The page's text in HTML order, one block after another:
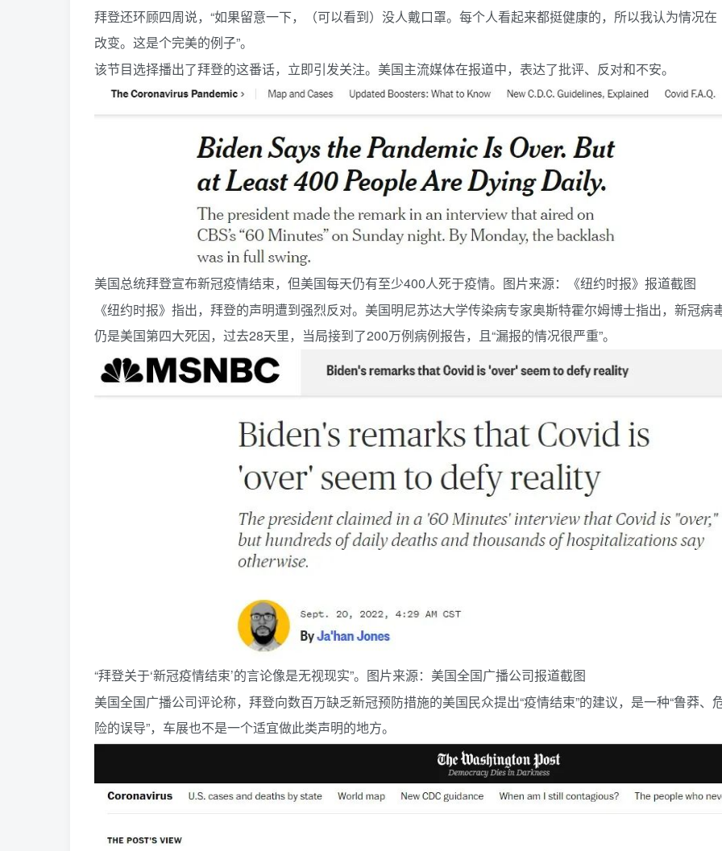
拜登还环顾四周说，“如果留意一下，（可以看到）没人戴口罩。每个人看起来都挺健康的，所以我认为情况在
改变。这是个完美的例子”。
该节目选择播出了拜登的这番话，立即引发关注。美国主流媒体在报道中，表达了批评、反对和不安。
美国总统拜登宣布新冠疫情结束，但美国每天仍有至少400人死于疫情。图片来源：《纽约时报》报道截图
《纽约时报》指出，拜登的声明遭到强烈反对。美国明尼苏达大学传染病专家奥斯特霍尔姆博士指出，新冠病
仍是美国第四大死因，过去28天里，当局接到了200万例病例报告，且“漏报的情况很严重”。
“拜登关于‘新冠疫情结束’的言论像是无视现实”。图片来源：美国全国广播公司报道截图
美国全国广播公司评论称，拜登向数百万缺乏新冠预防措施的美国民众提出“疫情结束”的建议，是一种“鲁莽、
险的误导”，车展也不是一个适宜做此类声明的地方。